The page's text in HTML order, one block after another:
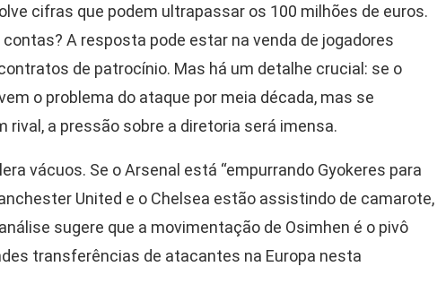
cifras que podem ultrapassar os 100 milhões de euros.
A resposta pode estar na venda de jogadores
de patrocínio. Mas há um detalhe crucial: se o
o problema do ataque por meia década, mas se
rival, a pressão sobre a diretoria será imensa.
vácuos. Se o Arsenal está “empurrando Gyokeres para
United e o Chelsea estão assistindo de camarote,
sugere que a movimentação de Osimhen é o pivô
transferências de atacantes na Europa nesta